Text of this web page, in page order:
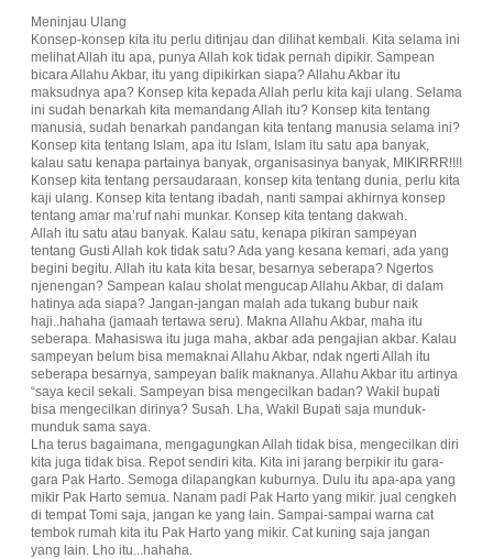
Meninjau Ulang
Konsep-konsep kita itu perlu ditinjau dan dilihat kembali. Kita selama ini
melihat Allah itu apa, punya Allah kok tidak pernah dipikir. Sampean
bicara Allahu Akbar, itu yang dipikirkan siapa? Allahu Akbar itu
maksudnya apa? Konsep kita kepada Allah perlu kita kaji ulang. Selama
ini sudah benarkah kita memandang Allah itu? Konsep kita tentang
manusia, sudah benarkah pandangan kita tentang manusia selama ini?
Konsep kita tentang Islam, apa itu Islam, Islam itu satu apa banyak,
kalau satu kenapa partainya banyak, organisasinya banyak, MIKIRRR!!!!
Konsep kita tentang persaudaraan, konsep kita tentang dunia, perlu kita
kaji ulang. Konsep kita tentang ibadah, nanti sampai akhirnya konsep
tentang amar ma’ruf nahi munkar. Konsep kita tentang dakwah.
Allah itu satu atau banyak. Kalau satu, kenapa pikiran sampeyan
tentang Gusti Allah kok tidak satu? Ada yang kesana kemari, ada yang
begini begitu. Allah itu kata kita besar, besarnya seberapa? Ngertos
njenengan? Sampean kalau sholat mengucap Allahu Akbar, di dalam
hatinya ada siapa? Jangan-jangan malah ada tukang bubur naik
haji..hahaha (jamaah tertawa seru). Makna Allahu Akbar, maha itu
seberapa. Mahasiswa itu juga maha, akbar ada pengajian akbar. Kalau
sampeyan belum bisa memaknai Allahu Akbar, ndak ngerti Allah itu
seberapa besarnya, sampeyan balik maknanya. Allahu Akbar itu artinya
“saya kecil sekali. Sampeyan bisa mengecilkan badan? Wakil bupati
bisa mengecilkan dirinya? Susah. Lha, Wakil Bupati saja munduk-
munduk sama saya.
Lha terus bagaimana, mengagungkan Allah tidak bisa, mengecilkan diri
kita juga tidak bisa. Repot sendiri kita. Kita ini jarang berpikir itu gara-
gara Pak Harto. Semoga dilapangkan kuburnya. Dulu itu apa-apa yang
mikir Pak Harto semua. Nanam padi Pak Harto yang mikir. jual cengkeh
di tempat Tomi saja, jangan ke yang lain. Sampai-sampai warna cat
tembok rumah kita itu Pak Harto yang mikir. Cat kuning saja jangan
yang lain. Lho itu...hahaha.